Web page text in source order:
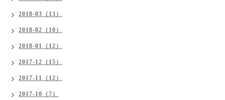
2018-03（13）
2018-02（10）
2018-01（12）
2017-12（15）
2017-11（12）
2017-10（7）